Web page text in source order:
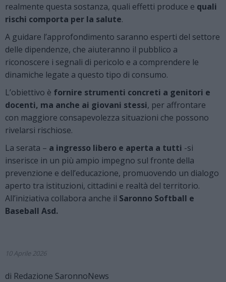
realmente questa sostanza, quali effetti produce e quali
rischi comporta per la salute.
A guidare l’approfondimento saranno esperti del settore
delle dipendenze, che aiuteranno il pubblico a
riconoscere i segnali di pericolo e a comprendere le
dinamiche legate a questo tipo di consumo.
L’obiettivo è fornire strumenti concreti a genitori e
docenti, ma anche ai giovani stessi, per affrontare
con maggiore consapevolezza situazioni che possono
rivelarsi rischiose.
La serata – a ingresso libero e aperta a tutti -si
inserisce in un più ampio impegno sul fronte della
prevenzione e dell’educazione, promuovendo un dialogo
aperto tra istituzioni, cittadini e realtà del territorio.
All’iniziativa collabora anche il Saronno Softball e
Baseball Asd.
10 Aprile 2026
di Redazione SaronnoNews